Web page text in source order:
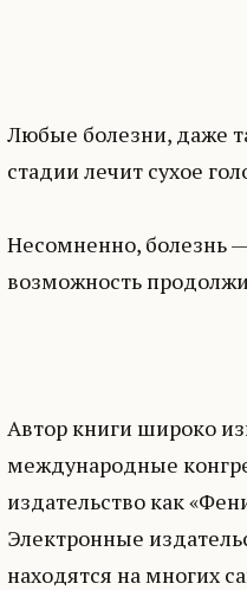
Любые болезни, даже
стадии лечит сухое
Несомненно, болезнь
возможность
Автор книги широко
международные
издательство как
Электронные
находятся на многих